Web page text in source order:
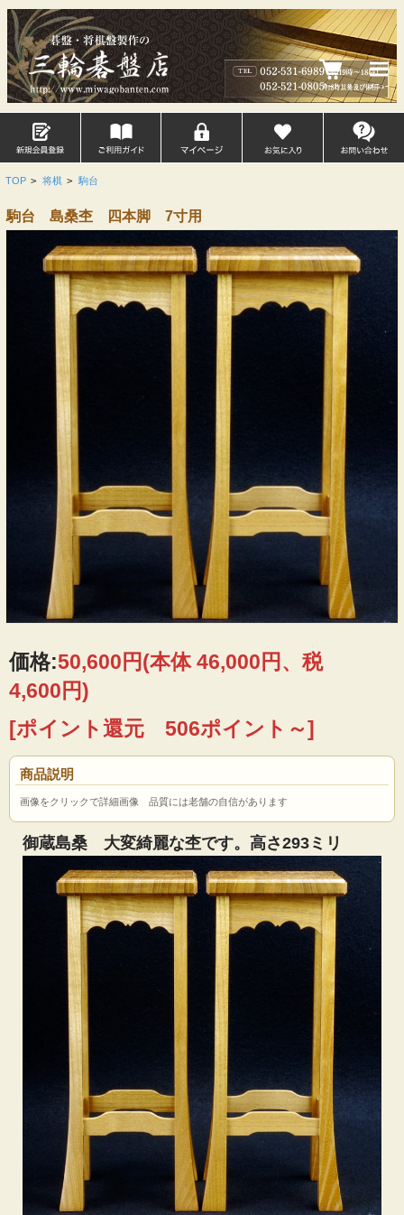
TOP > 将棋 > 駒台
駒台 島桑杢 四本脚 7寸用
価格:50,600円(本体 46,000円、税
4,600円)
[ポイント還元 506ポイント～]
商品説明
画像をクリックで詳細画像 品質には老舗の自信があります
御蔵島桑 大変綺麗な杢です。高さ293ミリ